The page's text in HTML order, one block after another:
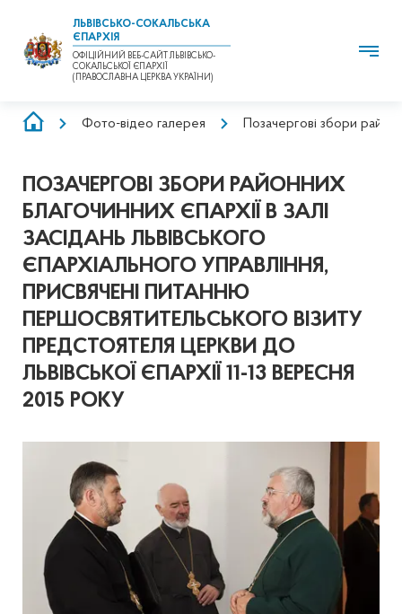
ЛЬВІВСЬКО-СОКАЛЬСЬКА
ЄПАРХІЯ
ОФІЦІЙНИЙ ВЕБ-САЙТ ЛЬВІВСЬКО-
СОКАЛЬСЬКОЇ ЄПАРХІЇ
(ПРАВОСЛАВНА ЦЕРКВА УКРАЇНИ)
РЯДОКФото-відео галерея Позачергові збори
ПОЗАЧЕРГОВІ ЗБОРИ РАЙОННИХ
БЛАГОЧИННИХ ЄПАРХІЇ В ЗАЛІ
ЗАСІДАНЬ ЛЬВІВСЬКОГО
ЄПАРХІАЛЬНОГО УПРАВЛІННЯ,
ПРИСВЯЧЕНІ ПИТАННЮ
ПЕРШОСВЯТИТЕЛЬСЬКОГО ВІЗИТУ
ПРЕДСТОЯТЕЛЯ ЦЕРКВИ ДО
ЛЬВІВСЬКОЇ ЄПАРХІЇ 11-13 ВЕРЕСНЯ
2015 РОКУ